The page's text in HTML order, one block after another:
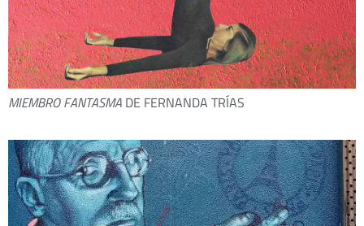
MIEMBRO FANTASMA DE FERNANDA TRÍAS